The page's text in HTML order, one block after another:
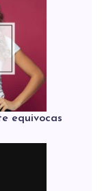
equivocas